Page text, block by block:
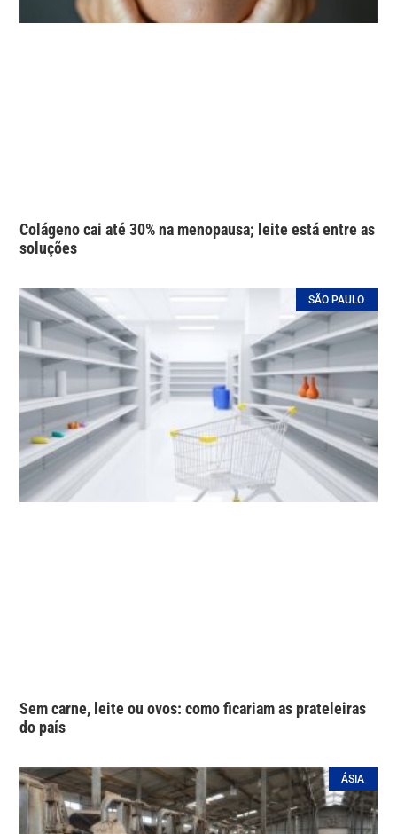
Colágeno cai até 30% na menopausa; leite está entre as
soluções
SÃO PAULO
Sem carne, leite ou ovos: como ficariam as prateleiras
do país
ÁSIA